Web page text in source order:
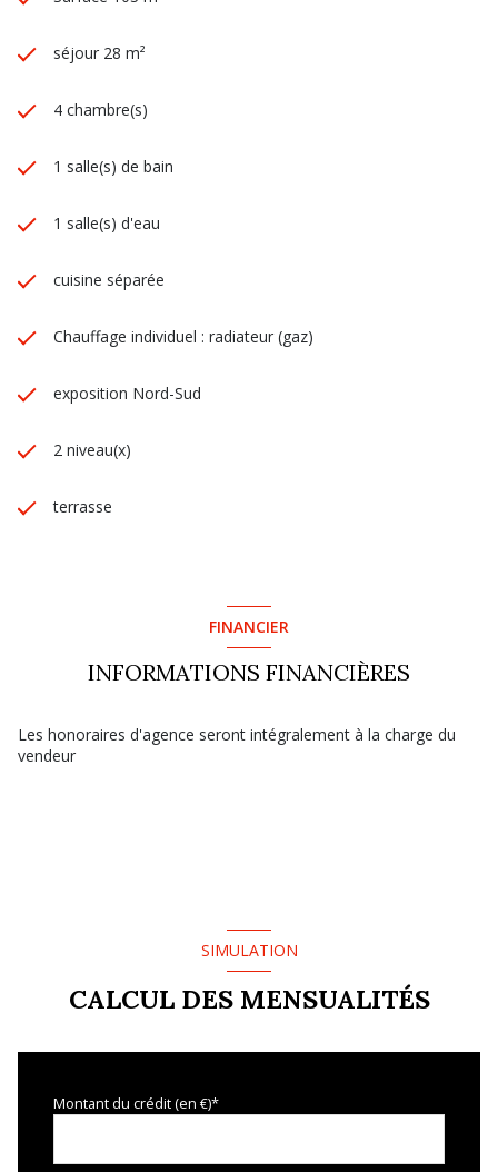
séjour 28 m²
4 chambre(s)
1 salle(s) de bain
1 salle(s) d'eau
cuisine séparée
Chauffage individuel : radiateur (gaz)
exposition Nord-Sud
2 niveau(x)
terrasse
FINANCIER
INFORMATIONS FINANCIÈRES
Les honoraires d'agence seront intégralement à la charge du
vendeur
SIMULATION
CALCUL DES MENSUALITÉS
Montant du crédit (en €)*